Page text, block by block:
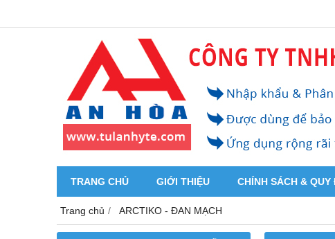
TRANG CHỦ GIỚI THIỆU CHÍNH SÁCH & QUY
Trang chủ ARCTIKO - ĐAN MẠCH